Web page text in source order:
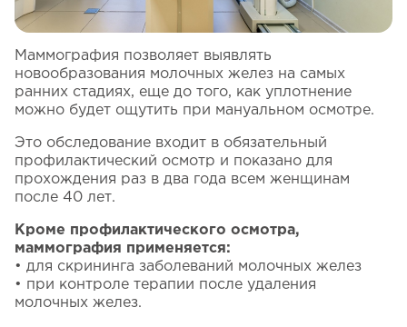
Маммография позволяет выявлять
новообразования молочных желез на самых
ранних стадиях, еще до того, как уплотнение
можно будет ощутить при мануальном осмотре.
Это обследование входит в обязательный
профилактический осмотр и показано для
прохождения раз в два года всем женщинам
после 40 лет.
Кроме профилактического осмотра,
маммография применяется:
• для скрининга заболеваний молочных желез
• при контроле терапии после удаления
молочных желез.